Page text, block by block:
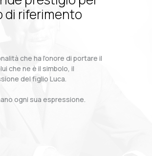
di riferimento
che ha l’onore di portare il
che ne è il simbolo, il
del figlio Luca.
ogni sua espressione.